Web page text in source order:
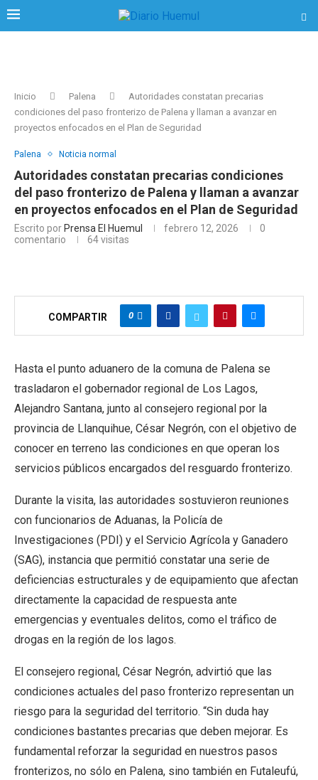
Inicio Palena
Autoridades constatan precarias
condiciones del paso fronterizo de Palena y llaman a avanzar en
proyectos enfocados en el Plan de Seguridad
Palena Noticia normal
Autoridades constatan precarias condiciones
del paso fronterizo de Palena y llaman a avanzar
en proyectos enfocados en el Plan de Seguridad
Escrito por Prensa El Huemul febrero 12, 2026
0
comentario
64visitas
COMPARTIR 0
Hasta el punto aduanero de la comuna de Palena se
trasladaron el gobernador regional de Los Lagos,
Alejandro Santana, junto al consejero regional por la
provincia de Llanquihue, César Negrón, con el objetivo de
conocer en terreno las condiciones en que operan los
servicios públicos encargados del resguardo fronterizo.
Durante la visita, las autoridades sostuvieron reuniones
con funcionarios de Aduanas, la Policía de
Investigaciones (PDI) y el Servicio Agrícola y Ganadero
(SAG), instancia que permitió constatar una serie de
deficiencias estructurales y de equipamiento que afectan
directamente la capacidad de respuesta ante
emergencias y eventuales delitos, como el tráfico de
drogas en la región de los lagos.
El consejero regional, César Negrón, advirtió que las
condiciones actuales del paso fronterizo representan un
riesgo para la seguridad del territorio. “Sin duda hay
condiciones bastantes precarias que deben mejorar. Es
fundamental reforzar la seguridad en nuestros pasos
fronterizos, no sólo en Palena, sino también en Futaleufú,